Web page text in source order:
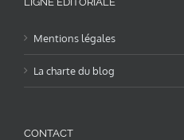
Mentions légales
La charte du blog
CONTACT